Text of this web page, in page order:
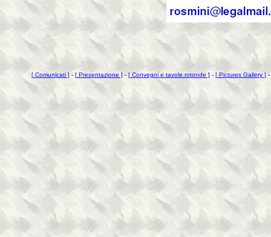
[ Comunicati ] - [ Presentazione ] - [ Convegni e tavole rotonde ]- [ Pictures Gallery ] -